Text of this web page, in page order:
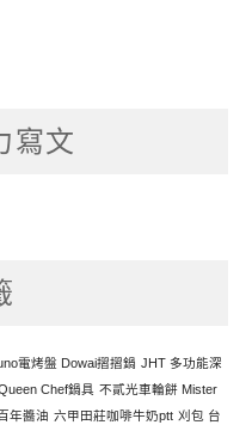
寫文
電烤盤 Dowai摺摺鍋 JHT 多功能深
Chef鍋具 不貳光車輪餅 Mister
年醬油 六甲田莊咖啡牛奶ptt 刈包 台